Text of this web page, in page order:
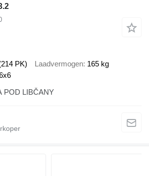
PK) Laadvermogen 165 kg
POD LIBČANY